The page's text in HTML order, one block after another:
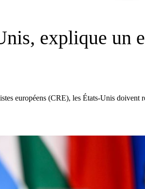
explique un
européens (CRE), les États-Unis doivent